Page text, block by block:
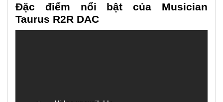
Đặc điểm nổi bật của Musician
Taurus R2R DAC